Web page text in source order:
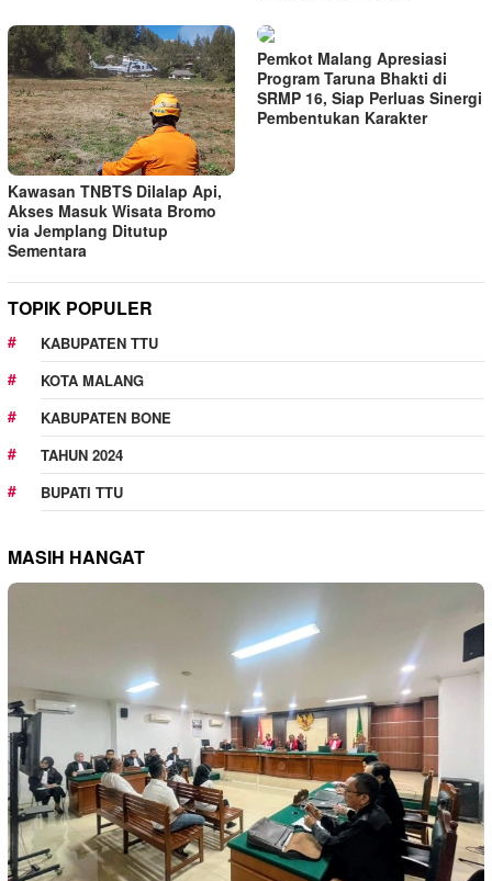
Kawasan TNBTS Dilalap Api,
Akses Masuk Wisata Bromo
via Jemplang Ditutup
Sementara
Pemkot Malang Apresiasi
Program Taruna Bhakti di
SRMP 16, Siap Perluas Sinergi
Pembentukan Karakter
TOPIK POPULER
KABUPATEN TTU
KOTA MALANG
KABUPATEN BONE
TAHUN 2024
BUPATI TTU
MASIH HANGAT